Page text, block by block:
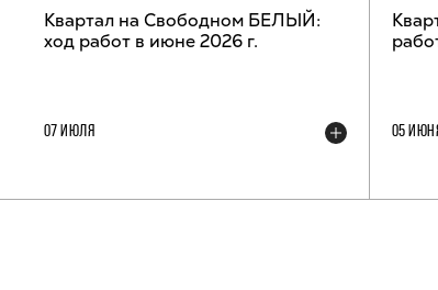
Квартал на Свободном БЕЛЫЙ:
ход работ в июне 2026 г.
07 ИЮЛЯ 05